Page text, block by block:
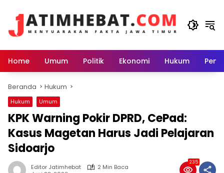
Home Umum Politik Ekonomi Hukum
Beranda Hukum
Hukum Umum
KPK Warning Pokir DPRD, CePad:
Kasus Magetan Harus Jadi Pelajaran
Sidoarjo
Editor Jatimhebat
2 Min Baca
235